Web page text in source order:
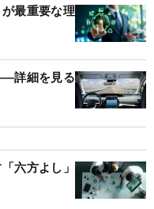
最重要な理
詳細を見る
六方よし」